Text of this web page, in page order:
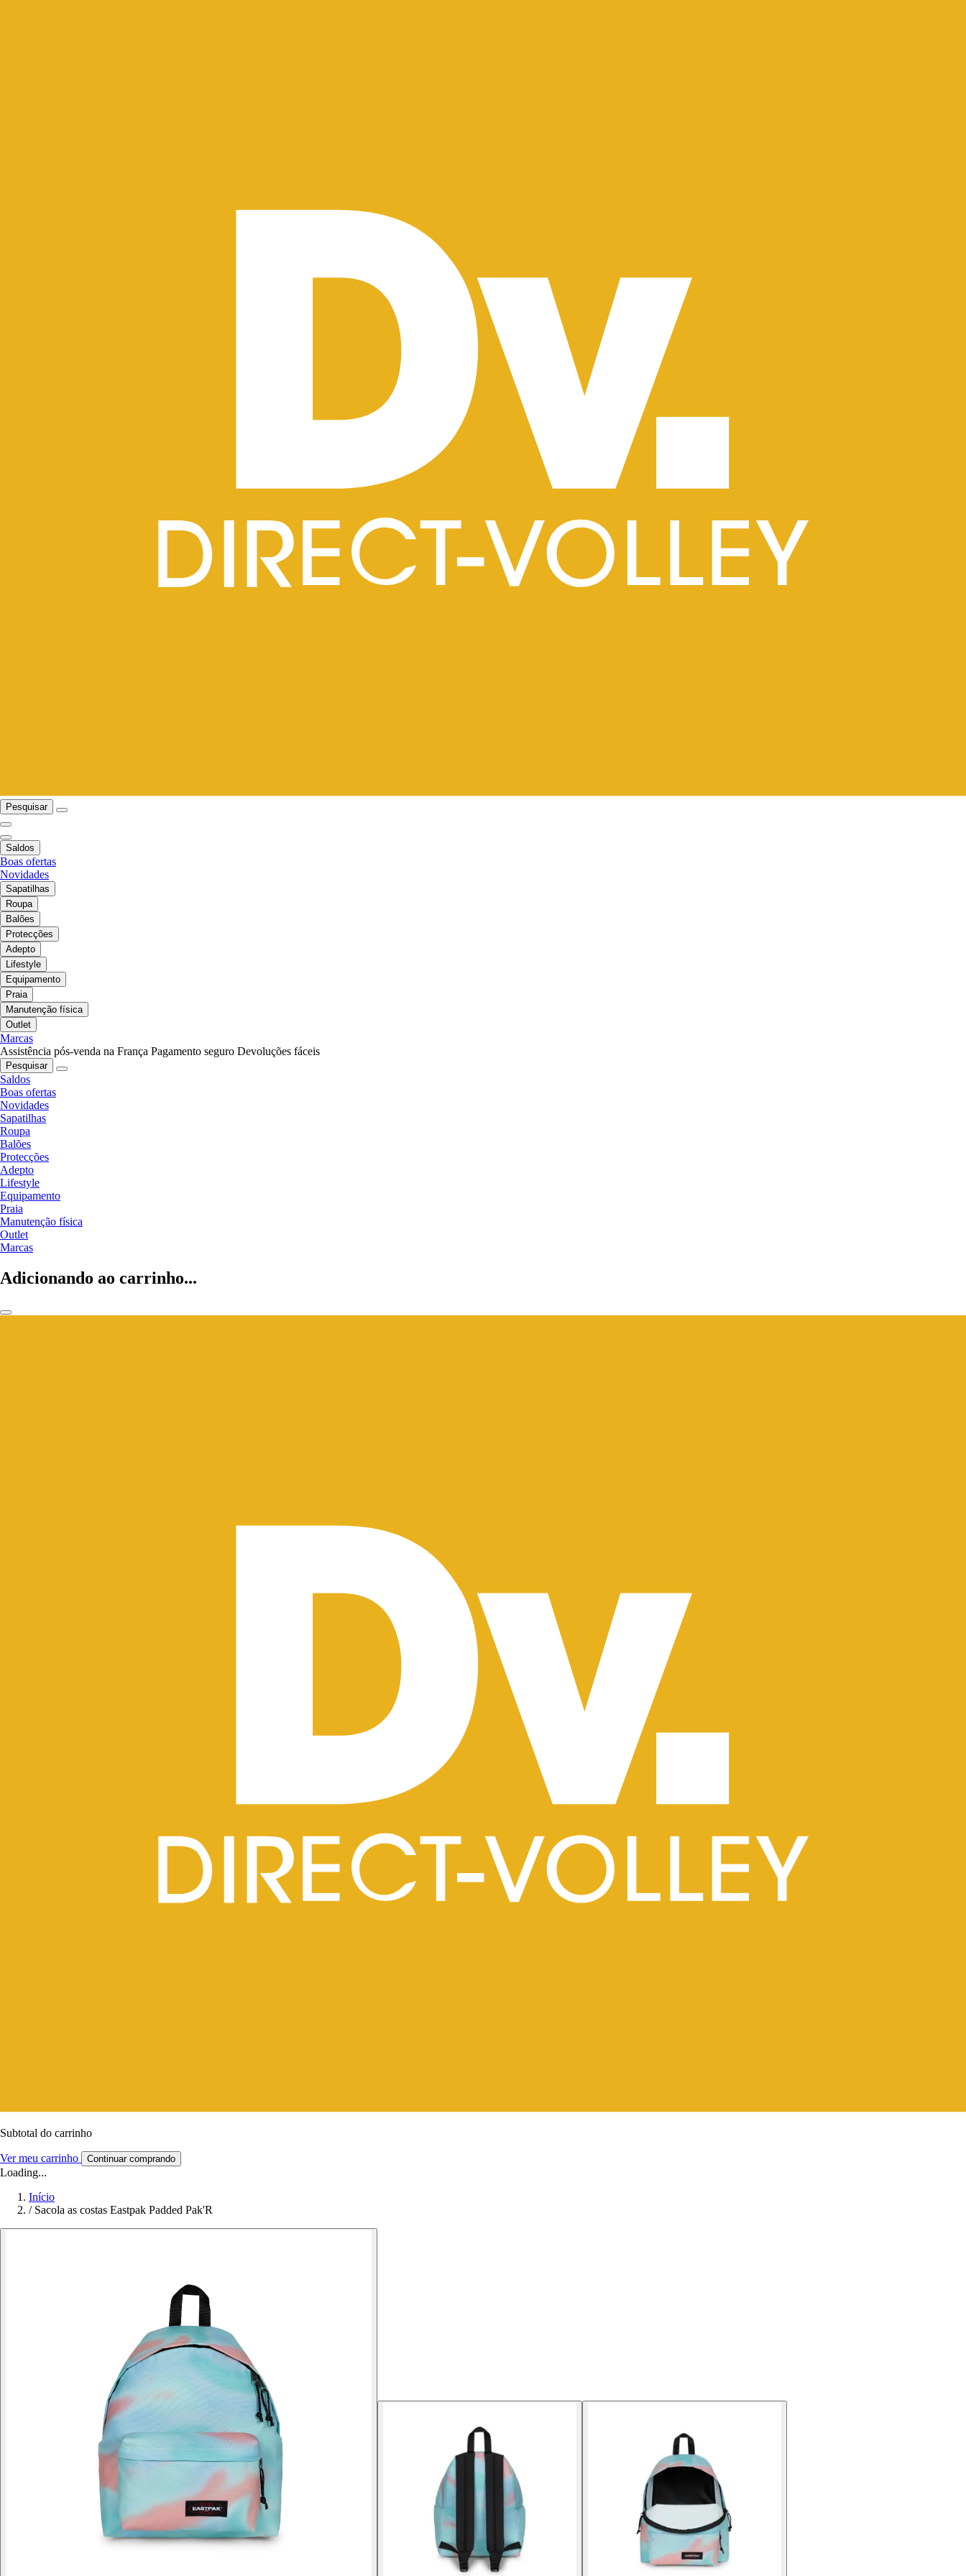
Pesquisar
Saldos
Boas ofertas
Novidades
Sapatilhas
Roupa
Balões
Protecções
Adepto
Lifestyle
Equipamento
Praia
Manutenção física
Outlet
Marcas
Assistência pós-venda na França Pagamento seguro Devoluções fáceis
Pesquisar
Saldos
Boas ofertas
Novidades
Sapatilhas
Roupa
Balões
Protecções
Adepto
Lifestyle
Equipamento
Praia
Manutenção física
Outlet
Marcas
Adicionando ao carrinho...
Subtotal do carrinho
Ver meu carrinho Continuar comprando
Loading...
Início
/ Sacola as costas Eastpak Padded Pak'R